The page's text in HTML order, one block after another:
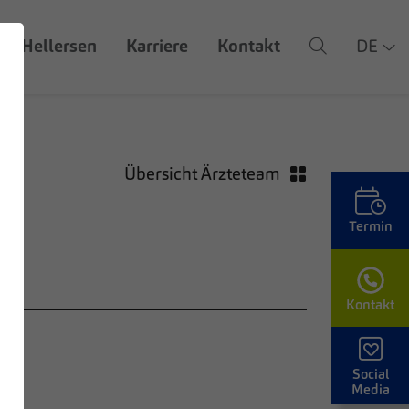
Hellersen Karriere Kontakt DE
Übersicht Ärzteteam
Termin
Kontakt
Social
Media